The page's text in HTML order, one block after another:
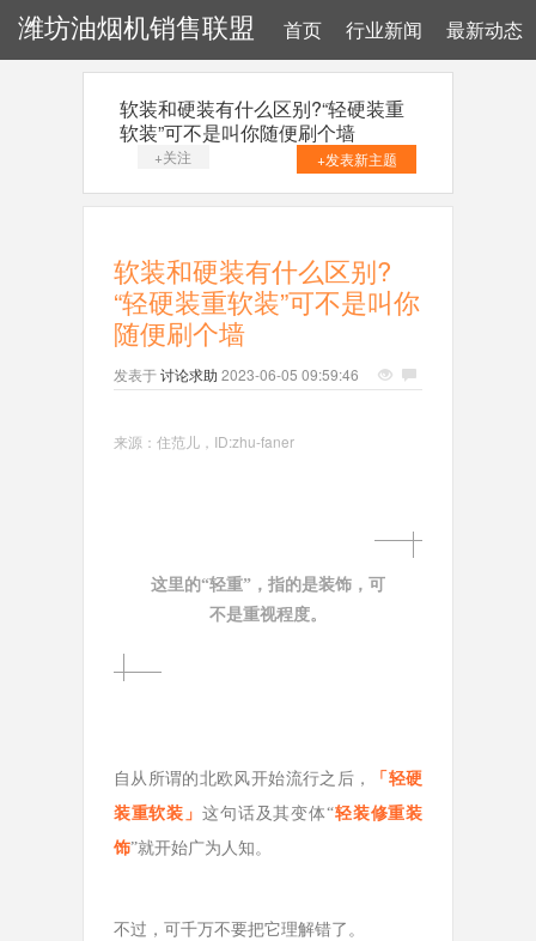
潍坊油烟机销售联盟 首页 行业新闻 最新动态
软装和硬装有什么区别?“轻硬装重
软装”可不是叫你随便刷个墙
+关注 +发表新主题
软装和硬装有什么区别?
“轻硬装重软装”可不是叫你
随便刷个墙
发表于讨论求助 2023-06-05 09:59:46
来源：住范儿，ID:zhu-faner
这里的“轻重”，指的是装饰，可
不是重视程度。
自从所谓的北欧风开始流行之后，
「轻硬
装重软装」这句话及其变体“轻装修重装
饰”就开始广为人知。
不过，可千万不要把它理解错了。